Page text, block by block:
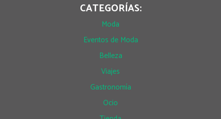
CATEGORÍAS:
Moda
Eventos de Moda
Belleza
Viajes
Gastronomía
Ocio